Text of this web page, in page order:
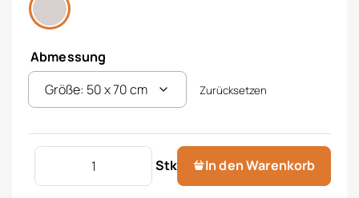
Abmessung
Zurücksetzen
Stk
Geschirrtuch Frottee "Diamond" Menge
In den Warenkorb